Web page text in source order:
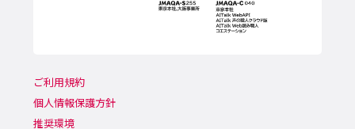
ご利用規約
個人情報保護方針
推奨環境